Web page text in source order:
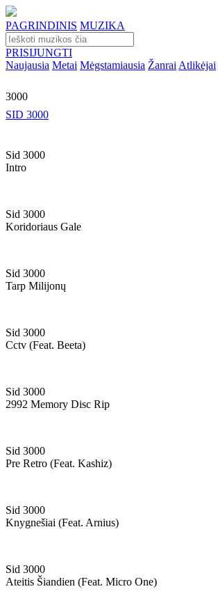
PAGRINDINIS MUZIKA
PRISIJUNGTI
Naujausia Metai Mėgstamiausia Žanrai Atlikėjai
3000
SID 3000
Sid 3000
Intro
Sid 3000
Koridoriaus Gale
Sid 3000
Tarp Milijonų
Sid 3000
Cctv (feat. Beeta)
Sid 3000
2992 Memory Disc Rip
Sid 3000
Pre Retro (feat. Kashiz)
Sid 3000
Knygnešiai (feat. Arnius)
Sid 3000
Ateitis Šiandien (feat. Micro One)